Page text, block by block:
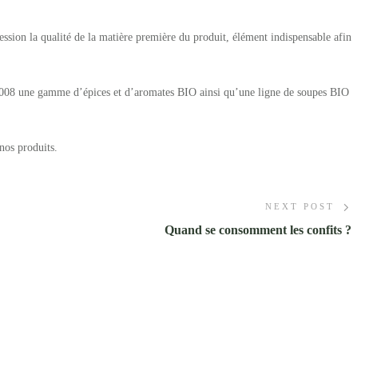
la qualité de la matière première du produit, élément indispensable afin
une gamme d’épices et d’aromates BIO ainsi qu’une ligne de soupes BIO
produits.
NEXT POST
Quand se consomment les confits ?